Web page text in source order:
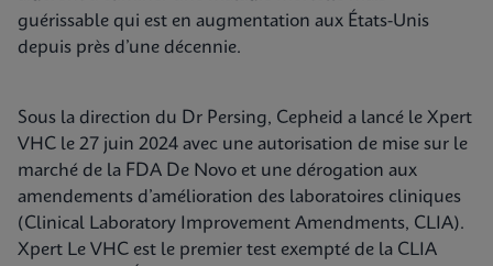
guérissable qui est en augmentation aux États-Unis
depuis près d’une décennie.
Sous la direction du Dr Persing, Cepheid a lancé le Xpert
VHC le 27 juin 2024 avec une autorisation de mise sur le
marché de la FDA De Novo et une dérogation aux
amendements d’amélioration des laboratoires cliniques
(Clinical Laboratory Improvement Amendments, CLIA).
Xpert Le VHC est le premier test exempté de la CLIA